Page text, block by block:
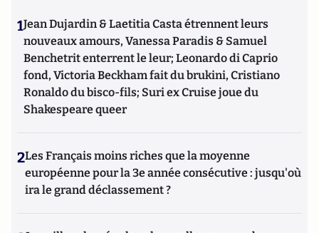
1Jean Dujardin & Laetitia Casta étrennent leurs
nouveaux amours, Vanessa Paradis & Samuel
Benchetrit enterrent le leur; Leonardo di Caprio
fond, Victoria Beckham fait du brukini, Cristiano
Ronaldo du bisco-fils; Suri ex Cruise joue du
Shakespeare queer
2Les Français moins riches que la moyenne
européenne pour la 3e année consécutive : jusqu'où
ira le grand déclassement ?